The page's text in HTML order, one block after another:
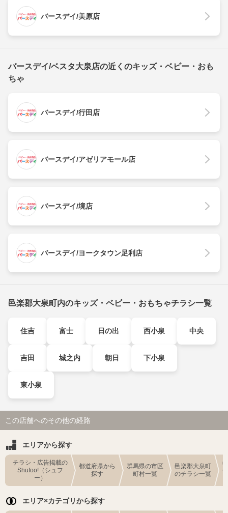
バースデイ/美原店
バースデイ/ベスタ大泉店の近くのキッズ・ベビー・おも
ちゃ
バースデイ/行田店
バースデイ/アゼリアモール店
バースデイ/境店
バースデイ/ヨークタウン足利店
邑楽郡大泉町内のキッズ・ベビー・おもちゃチラシ一覧
住吉 富士 日の出 西小泉 中央
吉田 城之内 朝日 下小泉
東小泉
この店舗へのその他の経路
エリアから探す
チラシ・広告掲載の
Shufoo!（シュフ
ー）
都道府県から
探す
群馬県の市区
町村一覧
邑楽郡大泉町
のチラシ一覧
エリア×カテゴリから探す